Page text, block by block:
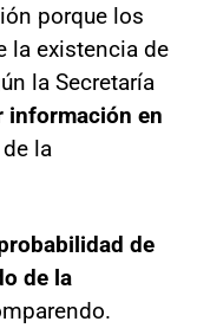
porque los
la existencia de
la Secretaría
información en
la
de
de la